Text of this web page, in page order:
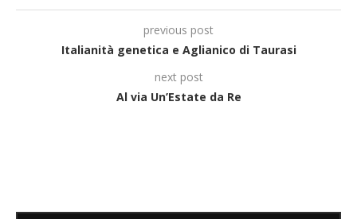
previous post
Italianità genetica e Aglianico di Taurasi
next post
Al via Un’Estate da Re